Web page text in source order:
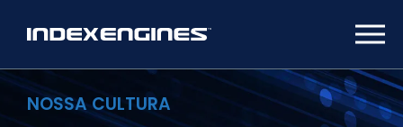
NOSSA CULTURA